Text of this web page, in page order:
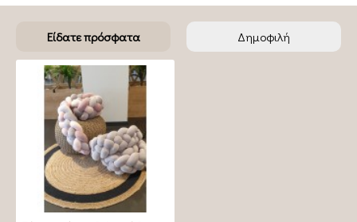
Είδατε πρόσφατα Δημοφιλή